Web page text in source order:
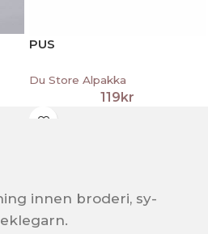
PUS
Du Store Alpakka
119 kr
innen broderi, sy-